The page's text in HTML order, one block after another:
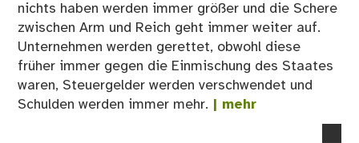
nichts haben werden immer größer und die Schere
zwischen Arm und Reich geht immer weiter auf.
Unternehmen werden gerettet, obwohl diese
früher immer gegen die Einmischung des Staates
waren, Steuergelder werden verschwendet und
Schulden werden immer mehr. | mehr